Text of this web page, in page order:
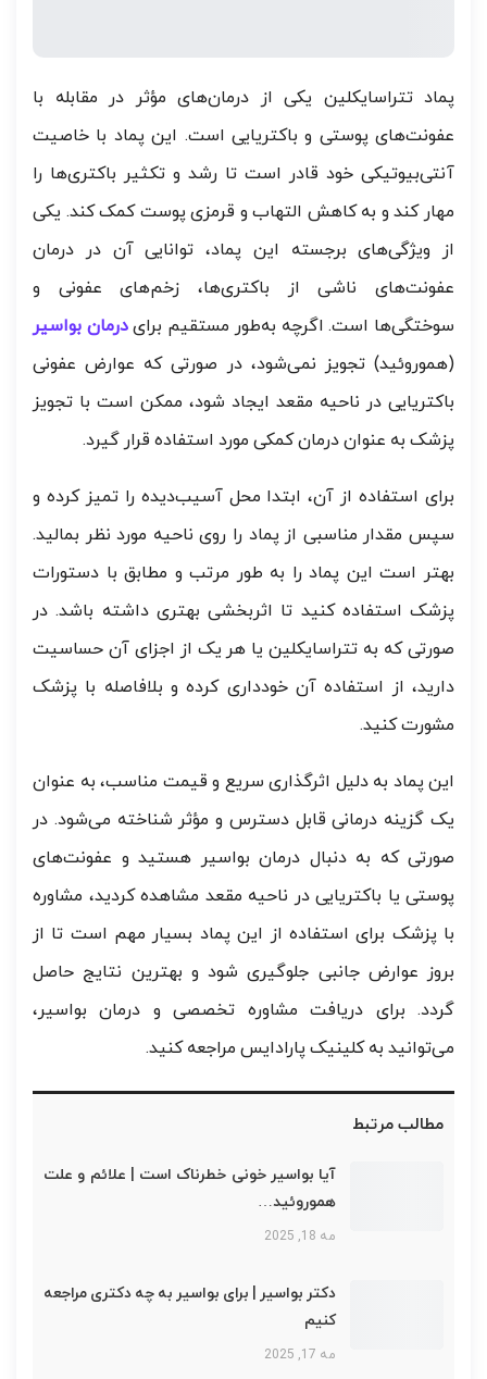
پماد تتراسایکلین یکی از درمان‌های مؤثر در مقابله با
عفونت‌های پوستی و باکتریایی است. این پماد با خاصیت
آنتی‌بیوتیکی خود قادر است تا رشد و تکثیر باکتری‌ها را
مهار کند و به کاهش التهاب و قرمزی پوست کمک کند. یکی
از ویژگی‌های برجسته این پماد، توانایی آن در درمان
عفونت‌های ناشی از باکتری‌ها، زخم‌های عفونی و
سوختگی‌ها است. اگرچه به‌طور مستقیم برایدرمان بواسیر
(هموروئید) تجویز نمی‌شود، در صورتی که عوارض عفونی
باکتریایی در ناحیه مقعد ایجاد شود، ممکن است با تجویز
پزشک به عنوان درمان کمکی مورد استفاده قرار گیرد.
برای استفاده از آن، ابتدا محل آسیب‌دیده را تمیز کرده و
سپس مقدار مناسبی از پماد را روی ناحیه مورد نظر بمالید.
بهتر است این پماد را به طور مرتب و مطابق با دستورات
پزشک استفاده کنید تا اثربخشی بهتری داشته باشد. در
صورتی که به تتراسایکلین یا هر یک از اجزای آن حساسیت
دارید، از استفاده آن خودداری کرده و بلافاصله با پزشک
مشورت کنید.
این پماد به دلیل اثرگذاری سریع و قیمت مناسب، به عنوان
یک گزینه درمانی قابل دسترس و مؤثر شناخته می‌شود. در
صورتی که به دنبال درمان بواسیر هستید و عفونت‌های
پوستی یا باکتریایی در ناحیه مقعد مشاهده کردید، مشاوره
با پزشک برای استفاده از این پماد بسیار مهم است تا از
بروز عوارض جانبی جلوگیری شود و بهترین نتایج حاصل
گردد. برای دریافت مشاوره تخصصی و درمان بواسیر،
می‌توانید به کلینیک پارادایس مراجعه کنید.
مطالب مرتبط
آیا بواسیر خونی خطرناک است | علائم و علت
هموروئید…
مه 18, 2025
دکتر بواسیر | برای بواسیر به چه دکتری مراجعه
کنیم
مه 17, 2025